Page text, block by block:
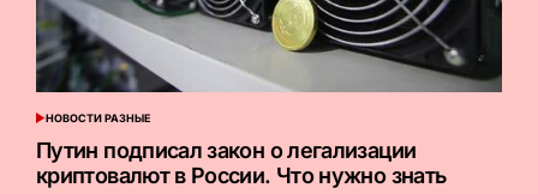
ОПУБЛИКОВАНО
В
НОВОСТИ РАЗНЫЕ
Путин подписал закон о легализации
криптовалют в России. Что нужно знать